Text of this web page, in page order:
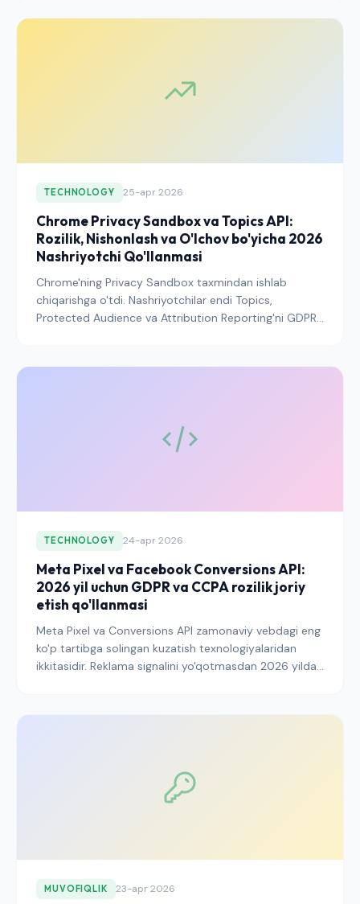
o'zlarining CMP va kuzatish stek-larini qanday
TECHNOLOGY 25-apr 2026
Chrome Privacy Sandbox va Topics API:
Rozilik, Nishonlash va O'lchov bo'yicha 2026
Nashriyotchi Qo'llanmasi
Chrome'ning Privacy Sandbox taxmindan ishlab
chiqarishga o'tdi. Nashriyotchilar endi Topics,
Protected Audience va Attribution Reporting'ni GDPR
ko'rsatilgan.
TECHNOLOGY 24-apr 2026
Meta Pixel va Facebook Conversions API:
2026 yil uchun GDPR va CCPA rozilik joriy
etish qo'llanmasi
Meta Pixel va Conversions API zamonaviy vebdagi eng
ko'p tartibga solingan kuzatish texnologiyalaridan
ikkitasidir. Reklama signalini yo'qotmasdan 2026 yilda
MUVOFIQLIK 23-apr 2026